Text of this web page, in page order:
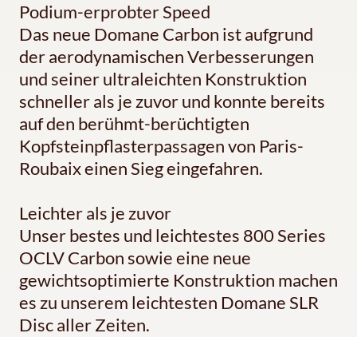
Podium-erprobter Speed
Das neue Domane Carbon ist aufgrund
der aerodynamischen Verbesserungen
und seiner ultraleichten Konstruktion
schneller als je zuvor und konnte bereits
auf den berühmt-berüchtigten
Kopfsteinpflasterpassagen von Paris-
Roubaix einen Sieg eingefahren.
Leichter als je zuvor
Unser bestes und leichtestes 800 Series
OCLV Carbon sowie eine neue
gewichtsoptimierte Konstruktion machen
es zu unserem leichtesten Domane SLR
Disc aller Zeiten.